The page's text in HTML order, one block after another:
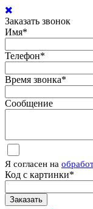
Заказать звонок
Имя*
Телефон*
Время звонка*
Сообщение
Я согласен на
Код с картинки*
Заказать